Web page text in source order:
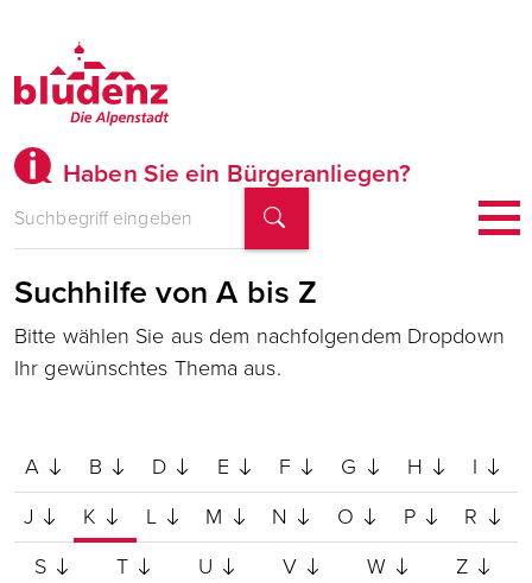
Haben Sie ein Bürgeranliegen?
Suchhilfe von A bis Z
Bitte wählen Sie aus dem nachfolgendem Dropdown
Ihr gewünschtes Thema aus.
A B D E F G H
I
J
K L M N O P
R
S
T U V W Z